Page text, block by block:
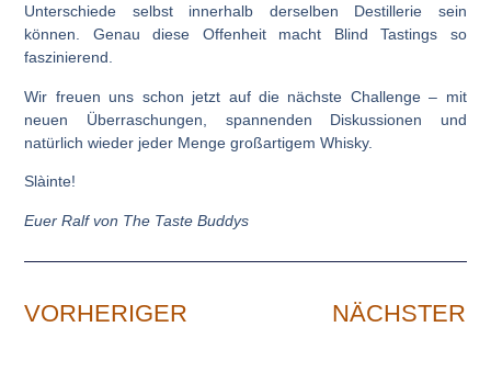
Unterschiede selbst innerhalb derselben Destillerie sein
können. Genau diese Offenheit macht Blind Tastings so
faszinierend.
Wir freuen uns schon jetzt auf die nächste Challenge – mit
neuen Überraschungen, spannenden Diskussionen und
natürlich wieder jeder Menge großartigem Whisky.
Slàinte!
Euer Ralf von The Taste Buddys
VORHERIGER NÄCHSTER